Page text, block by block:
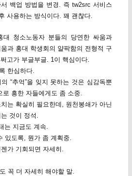
백업 방법을 변경. 즉 tw2src 서비스
사용하는 방식이다. 꽤 괜찮다.
대 청소노동자 분들의 당연한 싸움과
과 홍대 학생회의 얄팍함의 전형적 구
고가 부글부글. 1이 핵심이다.
한심하다.
“추억”을 잊지 못하는 것은 심감독뿐
로 흥한 자들에게도 좀 소중.
는 확실히 필요한데, 원천봉쇄가 아닌
것이 정석.
는 지금도 계속.
있도록, 뭔가 좀 계획중.
가 기회되면 자세히.
꼭 더 자세히 해야할 말.